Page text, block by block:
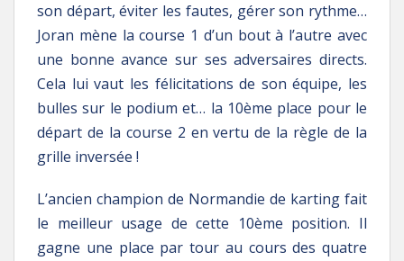
son départ, éviter les fautes, gérer son rythme…
Joran mène la course 1 d’un bout à l’autre avec
une bonne avance sur ses adversaires directs.
Cela lui vaut les félicitations de son équipe, les
bulles sur le podium et… la 10ème place pour le
départ de la course 2 en vertu de la règle de la
grille inversée !
L’ancien champion de Normandie de karting fait
le meilleur usage de cette 10ème position. Il
gagne une place par tour au cours des quatre